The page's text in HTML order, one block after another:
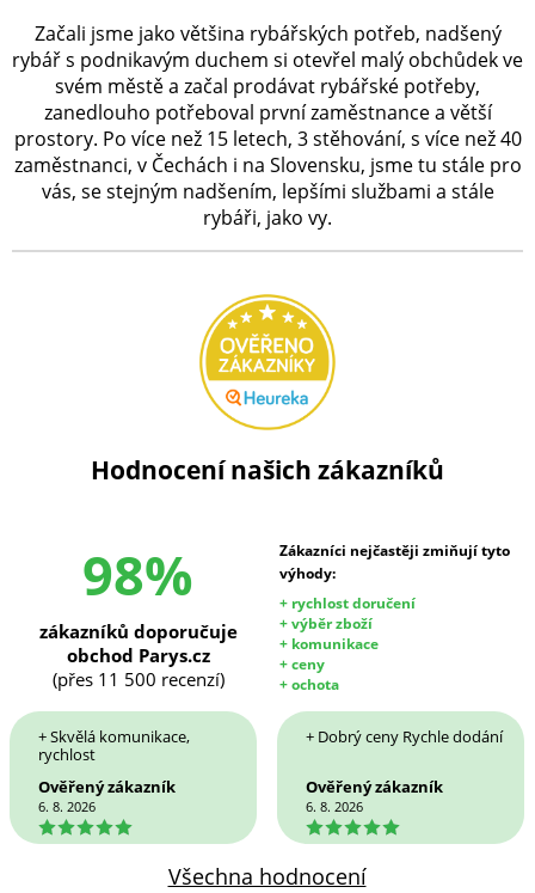
Začali jsme jako většina rybářských potřeb, nadšený
rybář s podnikavým duchem si otevřel malý obchůdek ve
svém městě a začal prodávat rybářské potřeby,
zanedlouho potřeboval první zaměstnance a větší
prostory. Po více než 15 letech, 3 stěhování, s více než 40
zaměstnanci, v Čechách i na Slovensku, jsme tu stále pro
vás, se stejným nadšením, lepšími službami a stále
rybáři, jako vy.
Hodnocení našich zákazníků
98%
Zákazníci nejčastěji zmiňují tyto
výhody:
+ rychlost doručení
+ výběr zboží
+ komunikace
+ ceny
+ ochota
zákazníků doporučuje
obchod Parys.cz
(přes 11 500 recenzí)
+ Skvělá komunikace,
rychlost
Ověřený zákazník
6. 8. 2026
5
+ Dobrý ceny Rychle dodání
Ověřený zákazník
6. 8. 2026
5
Všechna hodnocení